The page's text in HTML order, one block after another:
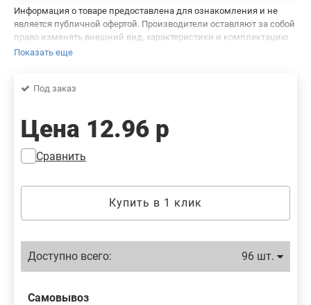
Информация о товаре предоставлена для ознакомления и не
является публичной офертой. Производители оставляют за собой
право изменять внешний вид, характеристики и комплектацию
товара, предварительно не уведомляя продавцов и потребителей.
фотографиях товара. Будем благодарны вам за сообщение об
Показать еще
Под заказ
Цена 12.96 р
Сравнить
Купить в 1 клик
Доступно всего: 96 шт.
Самовывоз